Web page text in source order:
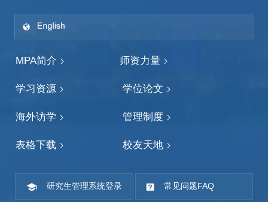
MPA简介 师资力量
学习资源 学位论文
海外访学 管理制度
表格下载 校友天地
研究生管理系统登录 常见问题FAQ